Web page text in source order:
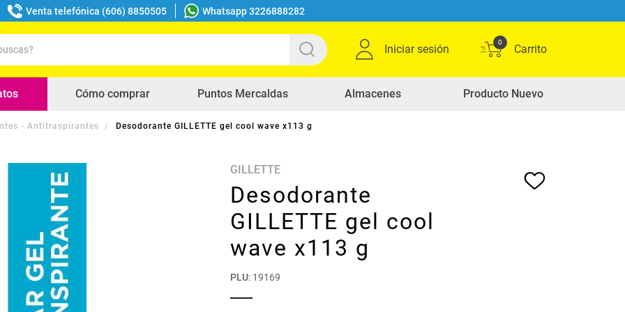
Venta telefónica (606) 8850505 Whatsapp 3226888282
Iniciar sesión
0
Cómo comprar Puntos Mercaldas Almacenes Producto Nuevo
- Antitraspirantes Desodorante GILLETTE gel cool wave x113 g
GILLETTE
Desodorante
GILLETTE gel cool
wave x113 g
PLU: 19169
buscados